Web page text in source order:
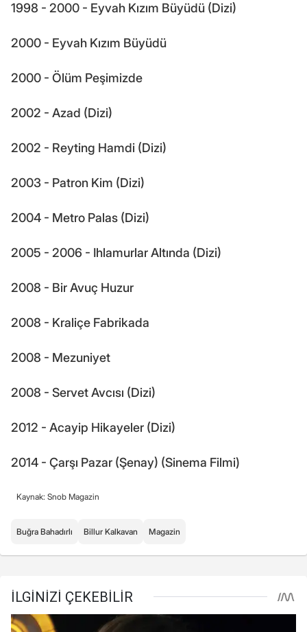
1998 - 2000 - Eyvah Kızım Büyüdü (Dizi)
2000 - Eyvah Kızım Büyüdü
2000 - Ölüm Peşimizde
2002 - Azad (Dizi)
2002 - Reyting Hamdi (Dizi)
2003 - Patron Kim (Dizi)
2004 - Metro Palas (Dizi)
2005 - 2006 - Ihlamurlar Altında (Dizi)
2008 - Bir Avuç Huzur
2008 - Kraliçe Fabrikada
2008 - Mezuniyet
2008 - Servet Avcısı (Dizi)
2012 - Acayip Hikayeler (Dizi)
2014 - Çarşı Pazar (Şenay) (Sinema Filmi)
Kaynak: Snob Magazin
Buğra Bahadırlı Billur Kalkavan Magazin